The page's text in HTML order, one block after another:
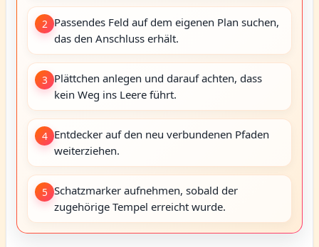
2 Passendes Feld auf dem eigenen Plan suchen,
das den Anschluss erhält.
3 Plättchen anlegen und darauf achten, dass
kein Weg ins Leere führt.
4 Entdecker auf den neu verbundenen Pfaden
weiterziehen.
5 Schatzmarker aufnehmen, sobald der
zugehörige Tempel erreicht wurde.